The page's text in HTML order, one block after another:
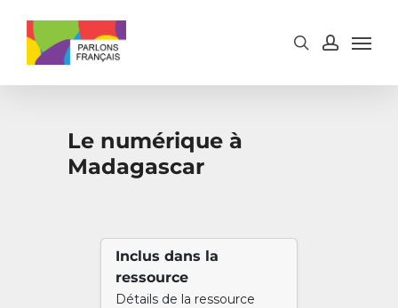
Le numérique à
Madagascar
Inclus dans la
ressource
Détails de la ressource